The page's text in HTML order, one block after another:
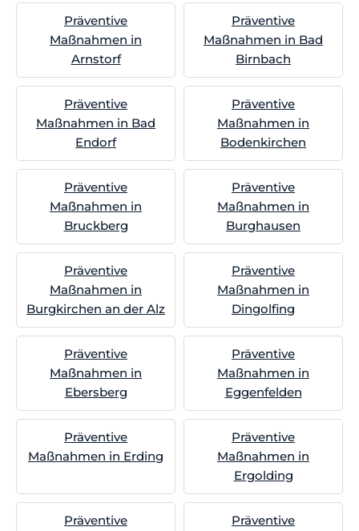
Präventive
Maßnahmen in
Arnstorf
Präventive
Maßnahmen in Bad
Birnbach
Präventive
Maßnahmen in Bad
Endorf
Präventive
Maßnahmen in
Bodenkirchen
Präventive
Maßnahmen in
Bruckberg
Präventive
Maßnahmen in
Burghausen
Präventive
Maßnahmen in
Burgkirchen an der Alz
Präventive
Maßnahmen in
Dingolfing
Präventive
Maßnahmen in
Ebersberg
Präventive
Maßnahmen in
Eggenfelden
Präventive
Maßnahmen in Erding
Präventive
Maßnahmen in
Ergolding
Präventive
Präventive